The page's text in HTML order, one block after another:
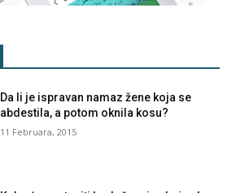
Da li je ispravan namaz žene koja se
abdestila, a potom oknila kosu?
11 Februara, 2015